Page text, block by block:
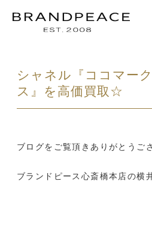
シャネル『ココマー
ス』を高価買取☆
ブログをご覧頂きありがとうご
ブランドピース心斎橋本店の横